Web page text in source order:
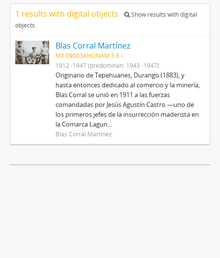
1 results with digital objects
Show results with digital
objects
Blas Corral Martínez
MX 09003AHUNAM 3.6
1912 -1947 (predominan: 1943 -1947)
Originario de Tepehuanes, Durango (1883), y
hasta entonces dedicado al comercio y la minería,
Blas Corral se unió en 1911 a las fuerzas
comandadas por Jesús Agustín Castro —uno de
los primeros jefes de la insurrección maderista en
la Comarca Lagun...
Blas Corral Martínez